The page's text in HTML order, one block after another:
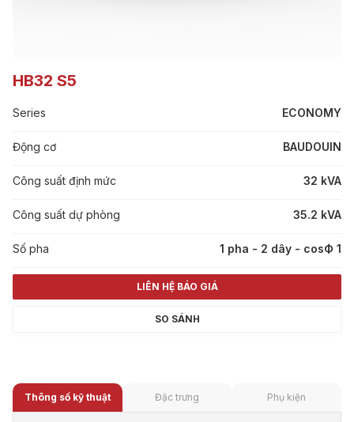
HB32 S5
Series ECONOMY
Động cơ BAUDOUIN
Công suất định mức 32 kVA
Công suất dự phòng 35.2 kVA
Số pha 1 pha - 2 dây - cosФ 1
LIÊN HỆ BÁO GIÁ
SO SÁNH
Thông số kỹ thuật Đặc trưng Phụ kiện